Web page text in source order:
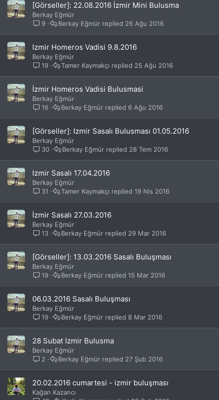
[Görseller]: 22.08.2016 İzmir Mini Bulusma
Berkay Eğmür
9
26 Ağu 2016
Berkay Eğmür
Izmir Homeros Vadisi 9.8.2016
Berkay Eğmür
19
25 Ağu 2016
Tamer Kaymakçı
İzmir Homeros Vadisi Bulusmasi
Berkay Eğmür
16
6 Ağu 2016
Berkay Eğmür
[Görseller]: Izmir Sasalı Bulusması 01.05.2016
Berkay Eğmür
30
28 Tem 2016
Berkay Eğmür
Izmir Sasalı 17.04.2016
Berkay Eğmür
31
19 Nis 2016
Tamer Kaymakçı
İzmir Sasalı 27.03.2016
Berkay Eğmür
13
29 Mar 2016
Berkay Eğmür
[Görseller]: 13.03.2016 Sasalı Buluşması
Berkay Eğmür
19
15 Mar 2016
Berkay Eğmür
06.03.2016 Sasalı Buluşması
Berkay Eğmür
19
8 Mar 2016
Berkay Eğmür
28 Subat Izmir Bulusma
Berkay Eğmür
2
27 Şub 2016
Berkay Eğmür
20.02.2016 cumartesi - izmir buluşması
Kağan Kazancı